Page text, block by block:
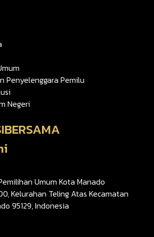
Penyelenggara Pemilu
Negeri
Umum Kota Manado
Kelurahan Teling Atas Kecamatan
95129, Indonesia